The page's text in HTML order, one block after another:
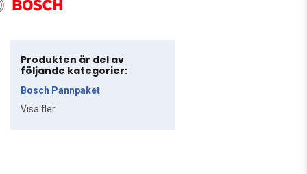
Produkten är del av
följande kategorier:
Bosch Pannpaket
Visa fler